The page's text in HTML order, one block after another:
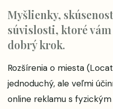
Myšlienky,
súvislosti, ktoré
dobrý krok.
Rozšírenia o miesta
jednoduchý, ale veľmi
online reklamu s